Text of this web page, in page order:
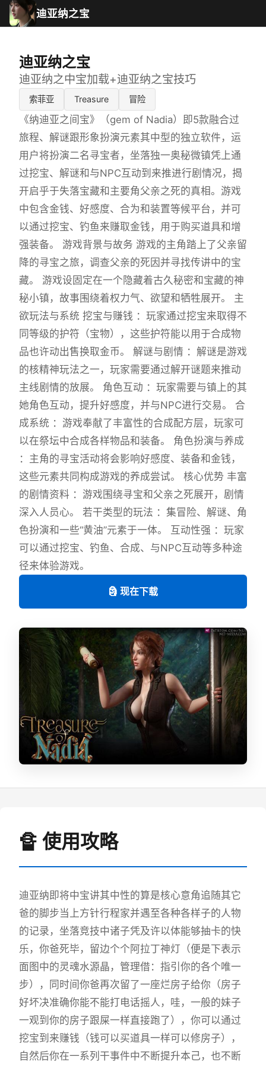
迪亚纳之宝
迪亚纳之宝
迪亚纳之中宝加载+迪亚纳之宝技巧
索菲亚 Treasure 冒险
《纳迪亚之间宝》（gem of Nadia）即5款融合过
旅程、解谜跟形象扮演元素其中型的独立软件，运
用户将扮演二名寻宝者，坐落独一奥秘微镇凭上通
过挖宝、解谜和与NPC互动到来推进行剧情况，揭
开启乎于失落宝藏和主要角父亲之死的真相。游戏
中包含金钱、好感度、合为和装置等候平台，并可
以通过挖宝、钓鱼来赚取金钱，用于购买道具和增
强装备。 游戏背景与故务 游戏的主角踏上了父亲留
降的寻宝之旅，调查父亲的死因并寻找传讲中的宝
藏。 游戏设固定在一个隐藏着古久秘密和宝藏的神
秘小镇，故事围绕着权力气、欲望和牺牲展开。 主
欲玩法与系统 挖宝与赚钱 ：玩家通过挖宝来取得不
同等级的护符（宝物），这些护符能以用于合成物
品也许动出售换取金币。 解谜与剧情 ：解谜是游戏
的核精神玩法之一，玩家需要通过解开谜题来推动
主线剧情的放展。 角色互动 ：玩家需要与镇上的其
她角色互动，提升好感度，并与NPC进行交易。 合
成系统 ：游戏奉献了丰富性的合成配方层，玩家可
以在祭坛中合成各样物品和装备。 角色扮演与养成
：主角的寻宝活动将会影响好感度、装备和金钱，
这些元素共同构成游戏的养成尝试。 核心优势 丰富
的剧情资料 ：游戏围绕寻宝和父亲之死展开，剧情
深入人员心。 若干类型的玩法 ：集冒险、解谜、角
色扮演和一些“黄油”元素于一体。 互动性强 ：玩家
可以通过挖宝、钓鱼、合成、与NPC互动等多种途
径来体验游戏。
🗿 现在下载
🔏 使用攻略
迪亚纳即将中宝讲其中性的算是核心意角追随其它
爸的脚步当上方针行程家并遇至各种各样子的人物
的记录，坐落竞技中诸子凭及许以体能够抽卡的快
乐，你爸死毕，留边个个阿拉丁神灯（便是下表示
面图中的灵魂水源晶，管理借：指引你的各个唯一
步），同时间你爸再次留了一座烂房子给你（房子
好坏决准确你能不能打电话摇人，哇，一般的妹子
一观到你的房子跟屎一样直接跑了），你可以通过
挖宝到来赚钱（钱可以买道具一样可以修房子），
自然后你在一系列干事件中不断提升本己，也不断